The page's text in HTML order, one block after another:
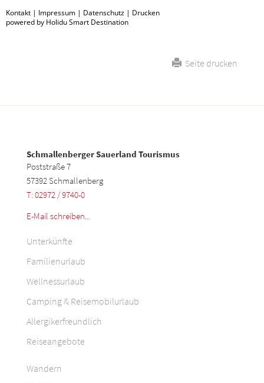
Kontakt | Impressum | Datenschutz | Drucken
powered by Holidu Smart Destination
Seite drucken
Schmallenberger Sauerland Tourismus
Poststraße 7
57392 Schmallenberg
T: 02972 / 9740-0
E-Mail schreiben...
Unterkünfte
Familienurlaub
Wellnessurlaub
Camping & Reisemobilurlaub
Allergikerfreundlich
Reiseangebote
Wandern